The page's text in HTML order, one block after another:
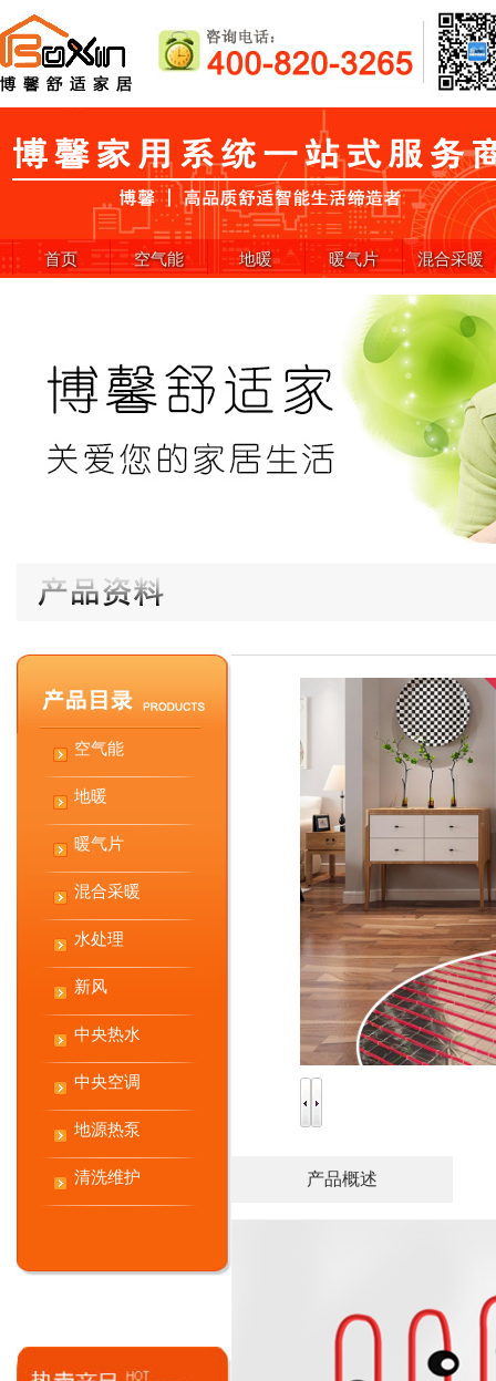
首页 空气能 地暖 暖气片 混合采暖
空气能
地暖
暖气片
混合采暖
水处理
新风
中央热水
中央空调
地源热泵
清洗维护 产品概述